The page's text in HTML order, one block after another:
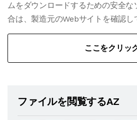
ムをダウンロードするための安全
合は、製造元のWebサイトを確認し
ここをクリッ
ファイルを閲覧するAZ